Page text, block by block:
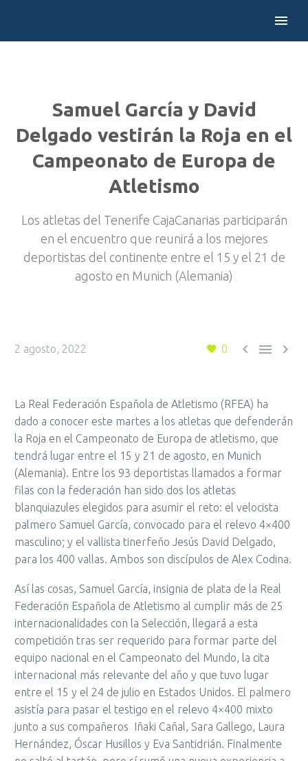
Samuel García y David
Delgado vestirán la Roja en el
Campeonato de Europa de
Atletismo
Los atletas del Tenerife CajaCanarias participarán
en el encuentro que reunirá a los mejores
deportistas del continente entre el 15 y el 21 de
agosto en Munich (Alemania)
0   
2 agosto, 2022
La Real Federación Española de Atletismo (RFEA) ha
dado a conocer este martes a los atletas que defenderán
la Roja en el Campeonato de Europa de atletismo, que
tendrá lugar entre el 15 y 21 de agosto, en Munich
(Alemania). Entre los 93 deportistas llamados a formar
filas con la federación han sido dos los atletas
blanquiazules elegidos para asumir el reto: el velocista
palmero Samuel García, convocado para el relevo 4×400
masculino; y el vallista tinerfeño Jesús David Delgado,
para los 400 vallas. Ambos son discípulos de Alex Codina.
Así las cosas, Samuel García, insignia de plata de la Real
Federación Española de Atletismo al cumplir más de 25
internacionalidades con la Selección, llegará a esta
competición tras ser requerido para formar parte del
equipo nacional en el Campeonato del Mundo, la cita
internacional más relevante del año y que tuvo lugar
entre el 15 y el 24 de julio en Estados Unidos. El palmero
asistía para pasar el testigo en el relevo 4×400 mixto
junto a sus compañeros Iñaki Cañal, Sara Gallego, Laura
Hernández, Óscar Husillos y Eva Santidrián. Finalmente